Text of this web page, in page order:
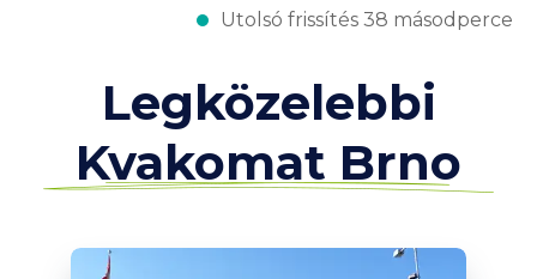
Utolsó frissítés 38 másodperce
Legközelebbi
Kvakomat Brno